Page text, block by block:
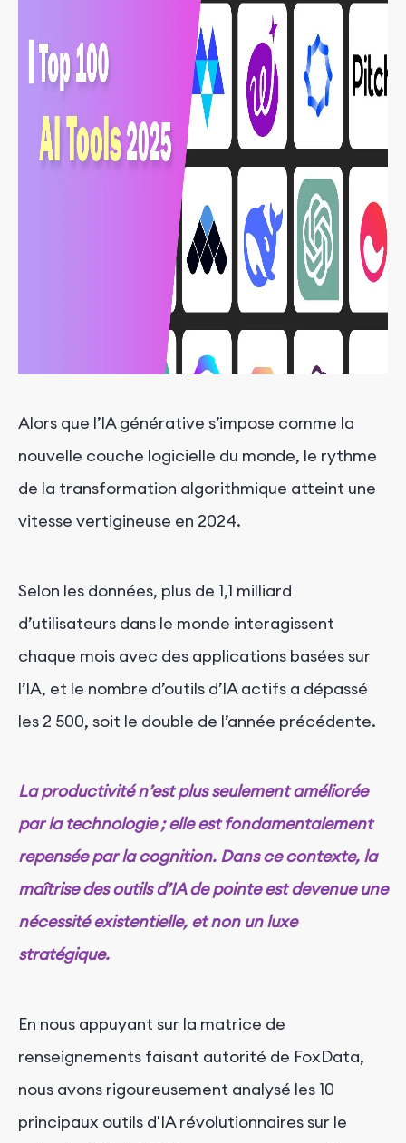
Alors que l’IA générative s’impose comme la
nouvelle couche logicielle du monde, le rythme
de la transformation algorithmique atteint une
vitesse vertigineuse en 2024.
Selon les données, plus de 1,1 milliard
d’utilisateurs dans le monde interagissent
chaque mois avec des applications basées sur
l’IA, et le nombre d’outils d’IA actifs a dépassé
les 2 500, soit le double de l’année précédente.
La productivité n’est plus seulement améliorée
par la technologie ; elle est fondamentalement
repensée par la cognition. Dans ce contexte, la
maîtrise des outils d’IA de pointe est devenue une
nécessité existentielle, et non un luxe
stratégique.
En nous appuyant sur la matrice de
renseignements faisant autorité de FoxData,
nous avons rigoureusement analysé les 10
principaux outils d'IA révolutionnaires sur le